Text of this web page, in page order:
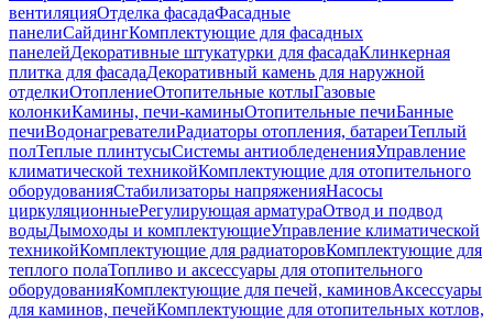
вентиляцияОтделка фасадаФасадные
панелиСайдингКомплектующие для фасадных
панелейДекоративные штукатурки для фасадаКлинкерная
плитка для фасадаДекоративный камень для наружной
отделкиОтоплениеОтопительные котлыГазовые
колонкиКамины, печи-каминыОтопительные печиБанные
печиВодонагревателиРадиаторы отопления, батареиТеплый
полТеплые плинтусыСистемы антиобледененияУправление
климатической техникойКомплектующие для отопительного
оборудованияСтабилизаторы напряженияНасосы
циркуляционныеРегулирующая арматураОтвод и подвод
водыДымоходы и комплектующиеУправление климатической
техникойКомплектующие для радиаторовКомплектующие для
теплого полаТопливо и аксессуары для отопительного
оборудованияКомплектующие для печей, каминовАксессуары
для каминов, печейКомплектующие для отопительных котлов,